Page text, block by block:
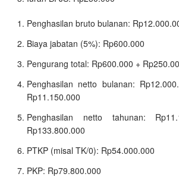
Penghasilan bruto bulanan:
Biaya jabatan (5%): Rp600.000
Pengurang total: Rp600.000 +
Penghasilan netto bulanan:
Rp11.150.000
Penghasilan netto tahunan:
Rp133.800.000
PTKP (misal TK/0): Rp54.000.000
PKP: Rp79.800.000